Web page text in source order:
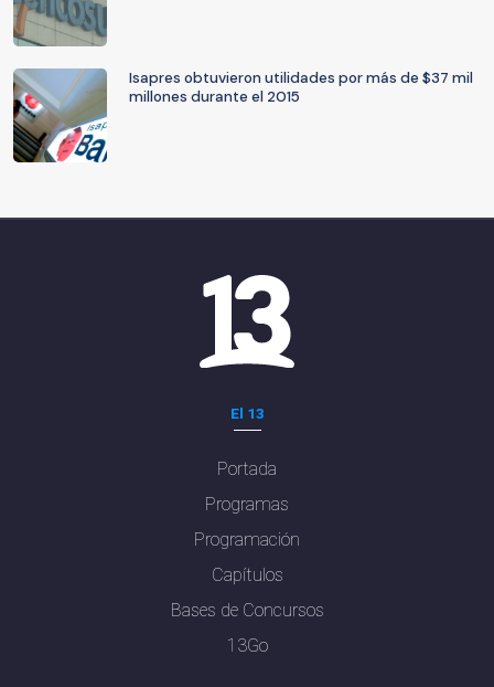
Isapres obtuvieron utilidades por más de $37 mil
millones durante el 2015
El 13
Portada
Programas
Programación
Capítulos
Bases de Concursos
13Go